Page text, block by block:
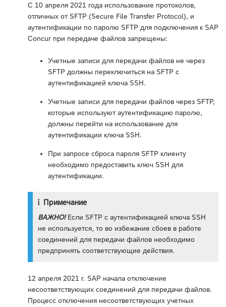
С 10 апреля 2021 года использование протоколов,
отличных от SFTP (Secure File Transfer Protocol), и
аутентификации по паролю SFTP для подключения к SAP
Concur при передаче файлов запрещены:
Учетные записи для передачи файлов не через
SFTP должны переключиться на SFTP с
аутентификацией ключа SSH.
Учетные записи для передачи файлов через SFTP,
которые используют аутентификацию паролю,
должны перейти на использование для
аутентификации ключа SSH.
При запросе сброса пароля SFTP клиенту
необходимо предоставить ключ SSH для
аутентификации.
Примечание
ВАЖНО!Если SFTP с аутентификацией ключа SSH
не используется, то во избежание сбоев в работе
соединений для передачи файлов необходимо
предпринять соответствующие действия.
12 апреля 2021 г. SAP начала отключение
несоответствующих соединений для передачи файлов.
Процесс отключения несоответствующих учетных